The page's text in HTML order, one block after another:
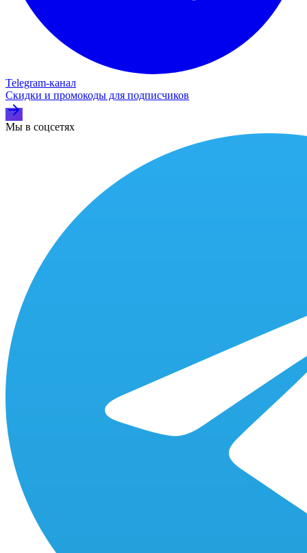
Telegram‑канал
Скидки и промокоды для подписчиков
Мы в соцсетях